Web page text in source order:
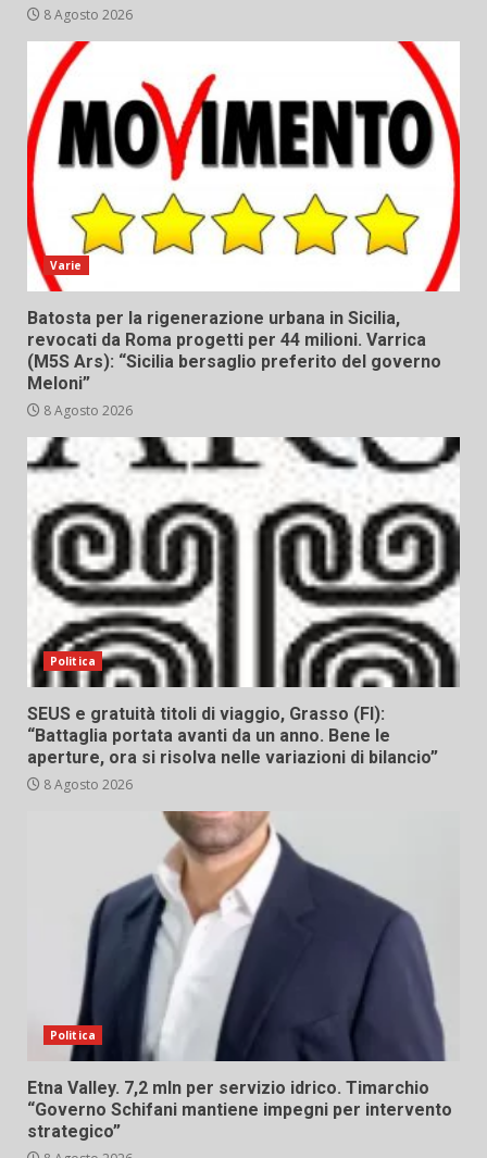
8 Agosto 2026
Varie
Batosta per la rigenerazione urbana in Sicilia,
revocati da Roma progetti per 44 milioni. Varrica
(M5S Ars): “Sicilia bersaglio preferito del governo
Meloni”
8 Agosto 2026
Politica
SEUS e gratuità titoli di viaggio, Grasso (FI):
“Battaglia portata avanti da un anno. Bene le
aperture, ora si risolva nelle variazioni di bilancio”
8 Agosto 2026
Politica
Etna Valley. 7,2 mln per servizio idrico. Timarchio
“Governo Schifani mantiene impegni per intervento
strategico”